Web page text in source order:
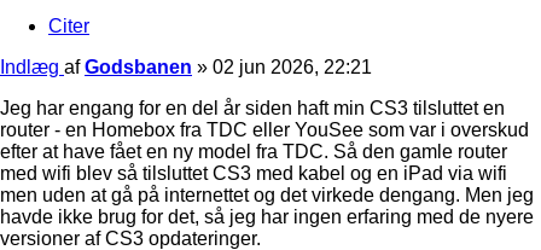
Citer
Indlæg afGodsbanen » 02 jun 2026, 22:21
Jeg har engang for en del år siden haft min CS3 tilsluttet en
router - en Homebox fra TDC eller YouSee som var i overskud
efter at have fået en ny model fra TDC. Så den gamle router
med wifi blev så tilsluttet CS3 med kabel og en iPad via wifi
men uden at gå på internettet og det virkede dengang. Men jeg
havde ikke brug for det, så jeg har ingen erfaring med de nyere
versioner af CS3 opdateringer.